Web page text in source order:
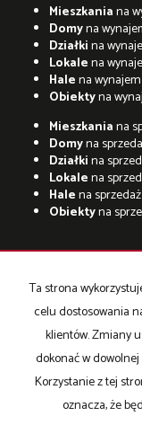
Mieszkaniana
Domyna
Działkina
Lokalena
Halena wynajem
Obiektyna
Mieszkaniana
Domyna
Działkina
Lokalena
Halena sprzedaż
Obiektyna
adresowo.pl
Strona główna Strona
Oferty Hiszpania
Ta strona
celu dostosowania
klientów. Zmiany
dokonać w
Korzystanie z tej
oznacza, że